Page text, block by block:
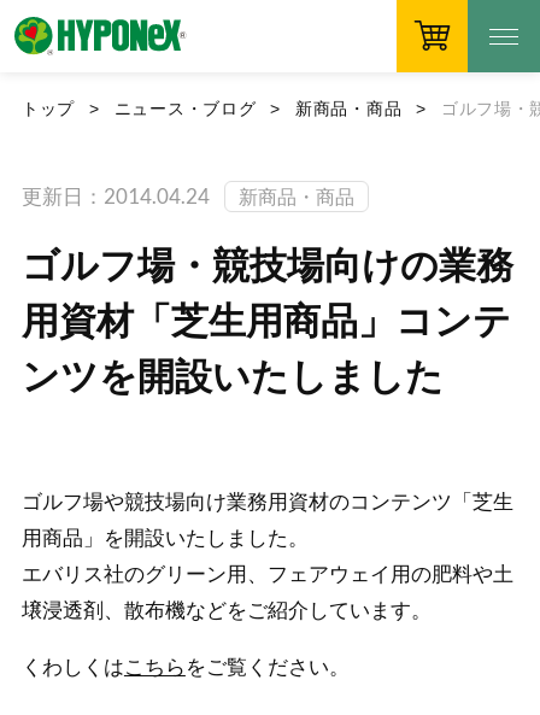
トップ ニュース・ブログ 新商品・商品 ゴルフ場・
更新日：2014.04.24 新商品・商品
ゴルフ場・競技場向けの業務
用資材「芝生用商品」コンテ
ンツを開設いたしました
ゴルフ場や競技場向け業務用資材のコンテンツ「芝生
用商品」を開設いたしました。
エバリス社のグリーン用、フェアウェイ用の肥料や土
壌浸透剤、散布機などをご紹介しています。
くわしくはこちら をご覧ください。